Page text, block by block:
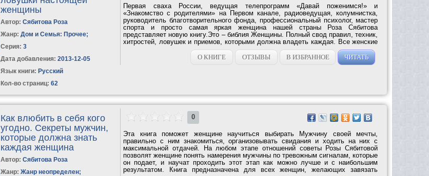
женщины
Автор:Сябитова Роза
Жанр: Дом и Семья: Прочее;
Серия:3
Дата добавления: 2013-12-05
Язык книги: Русский
Кол-во страниц: 62
Первая сваха России, ведущая телепрограмм «Давай поженимся!» и
«Знакомство с родителями» на Первом канале, радиоведущая, колумнистка,
руководитель благотворительного фонда, профессиональный психолог, мастер
спорта и просто самая яркая женщина нашей страны Роза Сябитова
представляет новую книгу.Это – библия Женщины. Полный свод правил, техник,
хитростей, ловушек и приемов, которыми должна владеть каждая. Все женские
О КНИГЕ
ОТЗЫВЫ В ИЗБРАННОЕ ЧИТАТЬ
Как влюбить в себя кого
угодно. Секреты мужчин,
которые должна знать
каждая женщина
Автор:Сябитова Роза
Жанр: Жанр неопределен;
0
Эта книга поможет женщине научиться выбирать Мужчину своей мечты,
правильно с ним знакомиться, организовывать свидания и ходить на них с
максимальной отдачей. На любом этапе отношений советы Розы Сябитовой
позволят женщине понять намерения мужчины по тревожным сигналам, которые
он подает, и научат проходить этот этап как можно лучше и с наибольшим
результатом. Книга предназначена для всех женщин, желающих завязать